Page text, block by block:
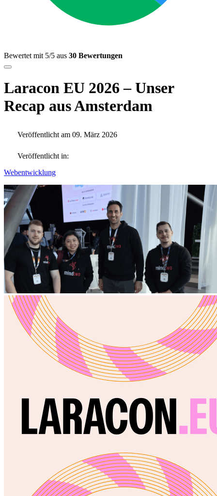
Bewertet mit 5/5 aus 30 Bewertungen
Laracon EU 2026 – Unser
Recap aus Amsterdam
Veröffentlicht am 09. März 2026
Veröffentlicht in:
Webentwicklung